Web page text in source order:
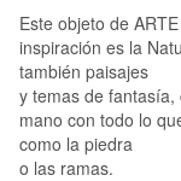
Este objeto de
inspiración es la
también paisajes
y temas de
mano con todo lo
como la piedra
o las ramas.